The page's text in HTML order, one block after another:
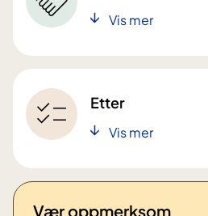
Vis mer
Etter
Vis mer
Vær oppmerksom